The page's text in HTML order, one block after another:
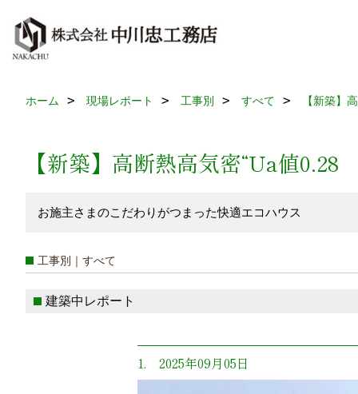
ホーム 現場レポート 工事別 すべて 【新築】
【新築】高断熱高気密“Ua値
お施主さまのこだわりがつまった快適エコハウス
工事別｜すべて
建築中レポート
1. 2025年09月05日